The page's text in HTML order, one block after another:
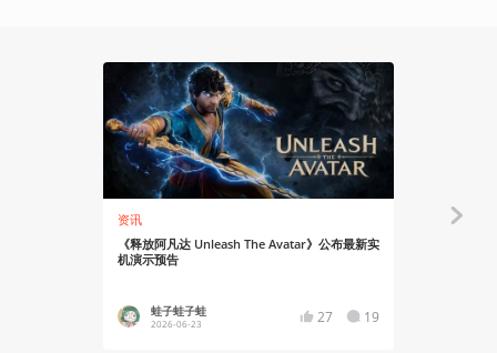
资讯
《释放阿凡达 Unleash The Avatar》公布最新实
机演示预告
蛙子蛙子蛙
2026-06-23 27 19